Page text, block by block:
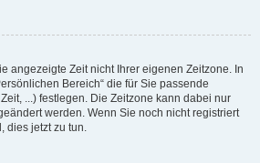
angezeigte Zeit nicht Ihrer eigenen Zeitzone. In
Bereich“ die für Sie passende
...) festlegen. Die Zeitzone kann dabei nur
werden. Wenn Sie noch nicht registriert
dies jetzt zu tun.